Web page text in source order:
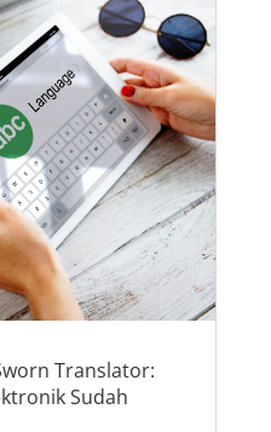
Translator:
Sudah